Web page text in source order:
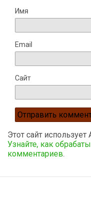
Имя
Email
Сайт
Этот сайт
Узнайте, как
комментариев.